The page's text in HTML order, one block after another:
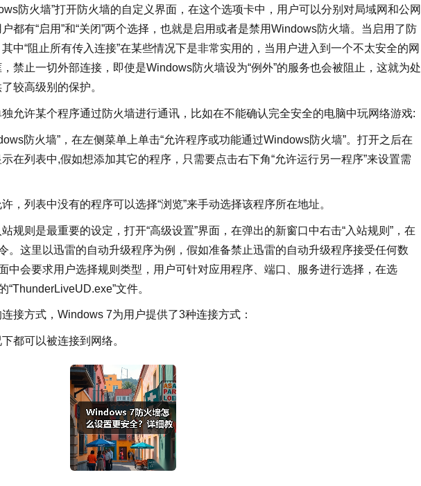
防火墙”打开防火墙的自定义界面，在这个选项卡中，用户可以分别对局域网和公网
都有“启用”和“关闭”两个选择，也就是启用或者是禁用Windows防火墙。当启用了防
中“阻止所有传入连接”在某些情况下是非常实用的，当用户进入到一个不太安全的网
禁止一切外部连接，即使是Windows防火墙设为“例外”的服务也会被阻止，这就为处
较高级别的保护。
允许某个程序通过防火墙进行通讯，比如在不能确认完全安全的电脑中玩网络游戏:
防火墙”，在左侧菜单上单击“允许程序或功能通过Windows防火墙”。打开之后在
在列表中,假如想添加其它的程序，只需要点击右下角“允许运行另一程序”来设置需
，列表中没有的程序可以选择“浏览”来手动选择该程序所在地址。
规则是最重要的设定，打开“高级设置”界面，在弹出的新窗口中右击“入站规则”，在
。这里以迅雷的自动升级程序为例，假如准备禁止迅雷的自动升级程序接受任何数
中会要求用户选择规则类型，用户可针对应用程序、端口、服务进行选择，在选
“ThunderLiveUD.exe”文件。
接方式，Windows 7为用户提供了3种连接方式：
都可以被连接到网络。